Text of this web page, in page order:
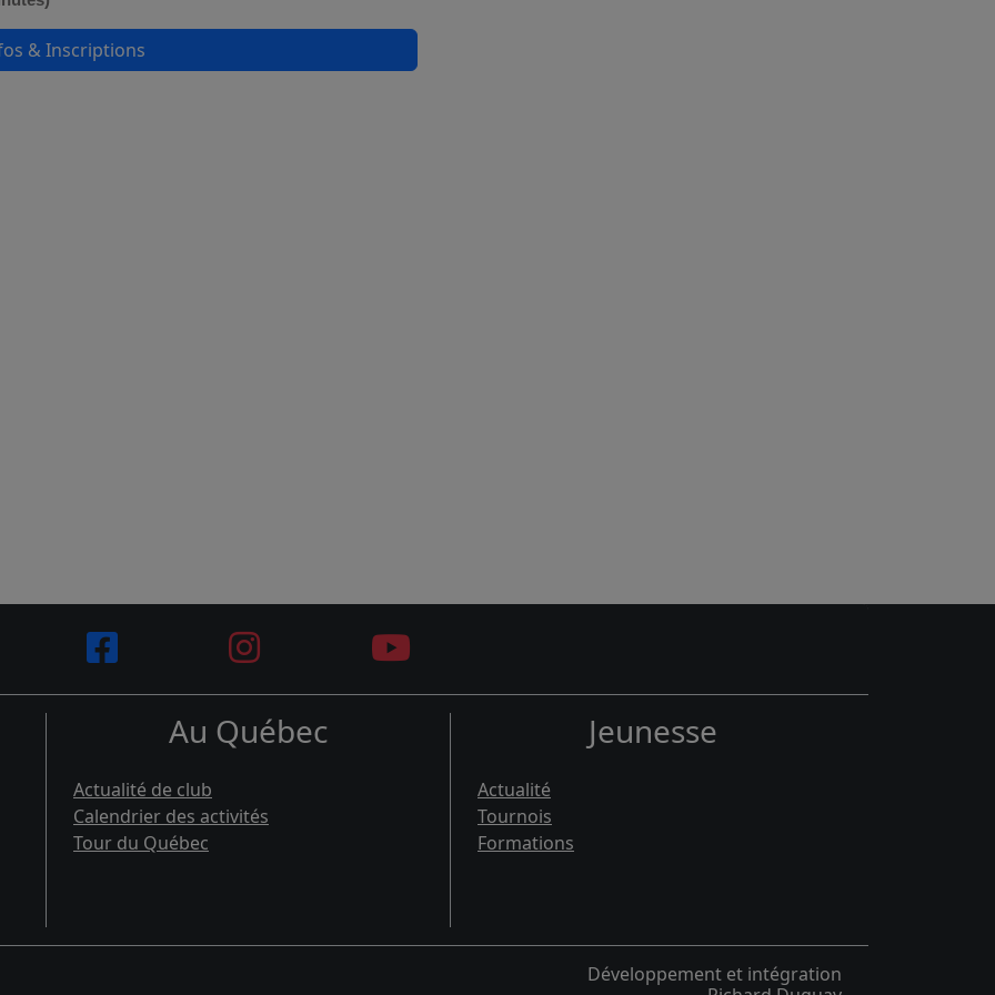
& Inscriptions
Au Québec
Actualité de club
Calendrier des activités
Tour du Québec
Jeunesse
Actualité
Tournois
Formations
Développement et intégration